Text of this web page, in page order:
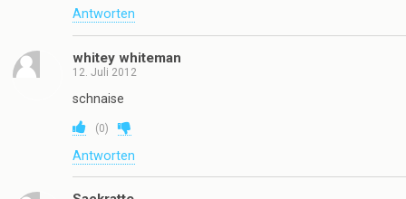
Antworten
whitey whiteman
12. Juli 2012
schnaise
(0)
Antworten